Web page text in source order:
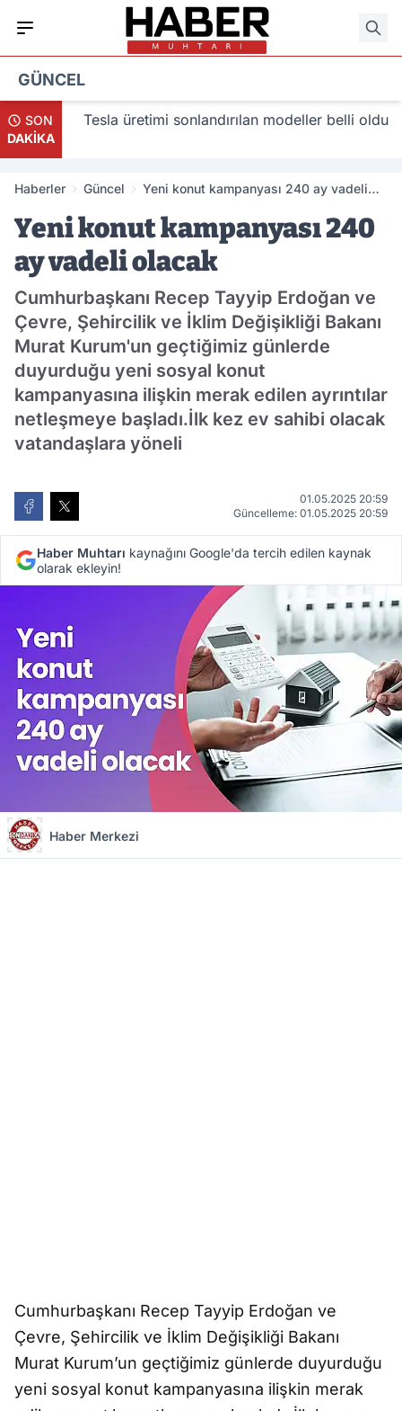
GÜNCEL
SON
DAKİKA
Tesla üretimi sonlandırılan modeller belli oldu
Haberler Güncel
Yeni konut kampanyası 240 ay vadeli
Yeni konut kampanyası 240
ay vadeli olacak
Cumhurbaşkanı Recep Tayyip Erdoğan ve
Çevre, Şehircilik ve İklim Değişikliği Bakanı
Murat Kurum'un geçtiğimiz günlerde
duyurduğu yeni sosyal konut
kampanyasına ilişkin merak edilen ayrıntılar
netleşmeye başladı.İlk kez ev sahibi olacak
vatandaşlara yöneli
01.05.2025 20:59
Güncelleme: 01.05.2025 20:59
Haber Muhtarı kaynağını Google'da tercih edilen kaynak
olarak ekleyin!
Haber Merkezi
Cumhurbaşkanı Recep Tayyip Erdoğan ve
Çevre, Şehircilik ve İklim Değişikliği Bakanı
Murat Kurum’un geçtiğimiz günlerde duyurduğu
yeni sosyal konut kampanyasına ilişkin merak